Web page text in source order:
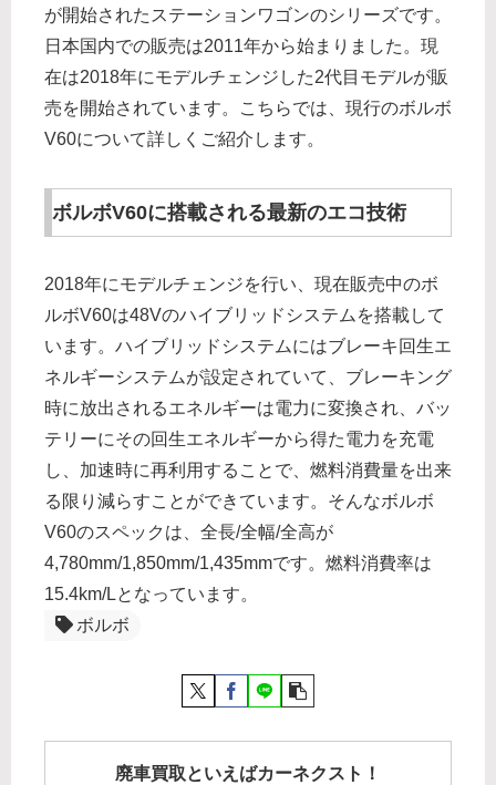
が開始されたステーションワゴンのシリーズです。
日本国内での販売は2011年から始まりました。現
在は2018年にモデルチェンジした2代目モデルが販
売を開始されています。こちらでは、現行のボルボ
V60について詳しくご紹介します。
ボルボV60に搭載される最新のエコ技術
2018年にモデルチェンジを行い、現在販売中のボ
ルボV60は48Vのハイブリッドシステムを搭載して
います。ハイブリッドシステムにはブレーキ回生エ
ネルギーシステムが設定されていて、ブレーキング
時に放出されるエネルギーは電力に変換され、バッ
テリーにその回生エネルギーから得た電力を充電
し、加速時に再利用することで、燃料消費量を出来
る限り減らすことができています。そんなボルボ
V60のスペックは、全長/全幅/全高が
4,780mm/1,850mm/1,435mmです。燃料消費率は
15.4km/Lとなっています。
ボルボ
廃車買取といえばカーネクスト！